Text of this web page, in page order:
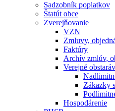
Sadzobník poplatkov
Štatút obce
Zverejňovanie
VZN
Zmluvy,
Faktúry
Archív zmlúv,
Verejné
Zákazky
Hospodárenie